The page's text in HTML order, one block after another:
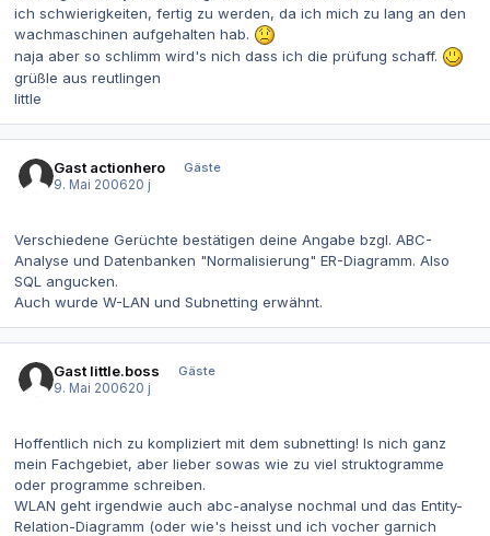
ich schwierigkeiten, fertig zu werden, da ich mich zu lang an den
wachmaschinen aufgehalten hab.
naja aber so schlimm wird's nich dass ich die prüfung schaff.
grüßle aus reutlingen
little
Gast actionhero
Gäste
9. Mai 200620 j
Verschiedene Gerüchte bestätigen deine Angabe bzgl. ABC-
Analyse und Datenbanken "Normalisierung" ER-Diagramm. Also
SQL angucken.
Auch wurde W-LAN und Subnetting erwähnt.
Gast little.boss
Gäste
9. Mai 200620 j
Hoffentlich nich zu kompliziert mit dem subnetting! Is nich ganz
mein Fachgebiet, aber lieber sowas wie zu viel struktogramme
oder programme schreiben.
WLAN geht irgendwie auch abc-analyse nochmal und das Entity-
Relation-Diagramm (oder wie's heisst und ich vocher garnich